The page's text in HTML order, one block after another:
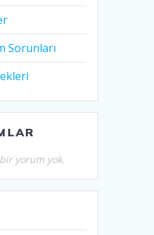
Sorunları
yorum yok.